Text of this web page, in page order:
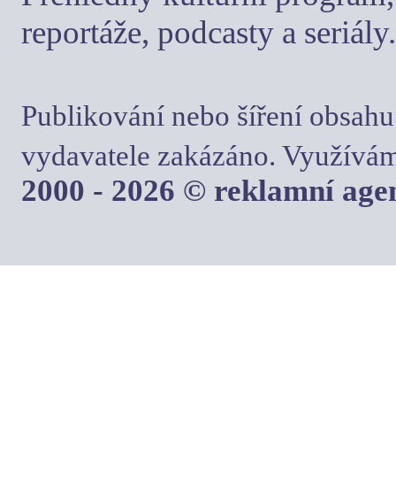
reportáže, podcasty a seriály.
Publikování nebo šíření
vydavatele zakázáno.
2000 - 2026 © reklamní